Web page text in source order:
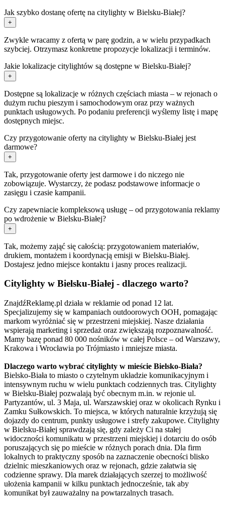
Jak szybko dostanę ofertę na citylighty w Bielsku-Białej?
+
Zwykle wracamy z ofertą w parę godzin, a w wielu przypadkach
szybciej. Otrzymasz konkretne propozycje lokalizacji i terminów.
Jakie lokalizacje citylightów są dostępne w Bielsku-Białej?
+
Dostępne są lokalizacje w różnych częściach miasta – w rejonach o
dużym ruchu pieszym i samochodowym oraz przy ważnych
punktach usługowych. Po podaniu preferencji wyślemy listę i mapę
dostępnych miejsc.
Czy przygotowanie oferty na citylighty w Bielsku-Białej jest
darmowe?
+
Tak, przygotowanie oferty jest darmowe i do niczego nie
zobowiązuje. Wystarczy, że podasz podstawowe informacje o
zasięgu i czasie kampanii.
Czy zapewniacie kompleksową usługę – od przygotowania reklamy
po wdrożenie w Bielsku-Białej?
+
Tak, możemy zająć się całością: przygotowaniem materiałów,
drukiem, montażem i koordynacją emisji w Bielsku-Białej.
Dostajesz jedno miejsce kontaktu i jasny proces realizacji.
Citylighty w Bielsku-Białej - dlaczego warto?
ZnajdźReklamę.pl działa w reklamie od ponad 12 lat.
Specjalizujemy się w kampaniach outdoorowych OOH, pomagając
markom wyróżniać się w przestrzeni miejskiej. Nasze działania
wspierają marketing i sprzedaż oraz zwiększają rozpoznawalność.
Mamy bazę ponad 80 000 nośników w całej Polsce – od Warszawy,
Krakowa i Wrocławia po Trójmiasto i mniejsze miasta.
Dlaczego warto wybrać citylighty w mieście Bielsko-Biała?
Bielsko-Biała to miasto o czytelnym układzie komunikacyjnym i
intensywnym ruchu w wielu punktach codziennych tras. Citylighty
w Bielsku-Białej pozwalają być obecnym m.in. w rejonie ul.
Partyzantów, ul. 3 Maja, ul. Warszawskiej oraz w okolicach Rynku i
Zamku Sułkowskich. To miejsca, w których naturalnie krzyżują się
dojazdy do centrum, punkty usługowe i strefy zakupowe. Citylighty
w Bielsku-Białej sprawdzają się, gdy zależy Ci na stałej
widoczności komunikatu w przestrzeni miejskiej i dotarciu do osób
poruszających się po mieście w różnych porach dnia. Dla firm
lokalnych to praktyczny sposób na zaznaczenie obecności blisko
dzielnic mieszkaniowych oraz w rejonach, gdzie załatwia się
codzienne sprawy. Dla marek działających szerzej to możliwość
ułożenia kampanii w kilku punktach jednocześnie, tak aby
komunikat był zauważalny na powtarzalnych trasach.